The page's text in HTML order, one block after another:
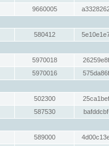
9660005
580412
5970018
5970016
502300
587530
589000